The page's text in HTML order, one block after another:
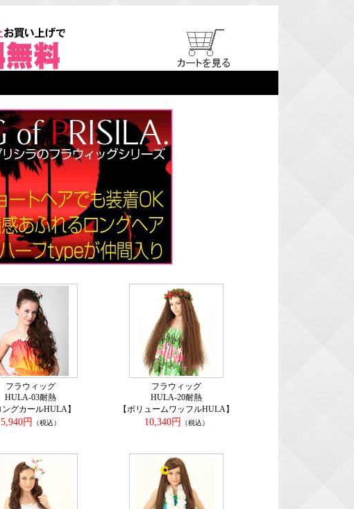
フラウィッグ
HULA-03耐熱
ングカールHULA】
5,940円
（税込）
フラウィッグ
HULA-20耐熱
【ボリュームワッフルHULA】
10,340円
（税込）